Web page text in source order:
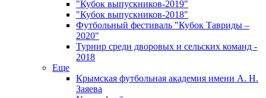
"Кубок выпускников-2019"
"Кубок выпускников-2018"
Футбольный фестиваль "Кубок Тавриды –
2020"
Турнир среди дворовых и сельских команд -
2018
Еще
Крымская футбольная академия имени А. Н.
Заяева